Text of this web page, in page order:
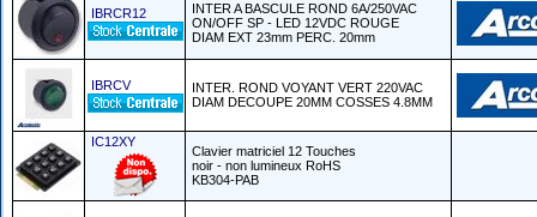
IBRCR12
INTER A BASCULE ROND 6A/250VAC
ON/OFF SP - LED 12VDC ROUGE
DIAM EXT 23mm PERC. 20mm
IBRCV
INTER. ROND VOYANT VERT 220VAC
DIAM DECOUPE 20MM COSSES 4.8MM
IC12XY
Clavier matriciel 12 Touches
noir - non lumineux RoHS
KB304-PAB